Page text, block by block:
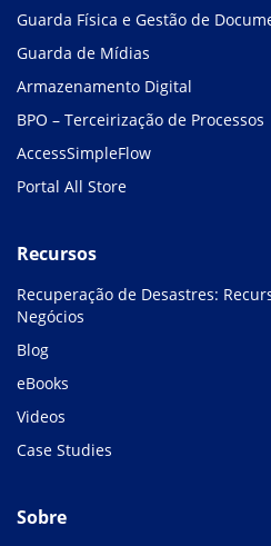
Guarda Física e Gestão de
Guarda de Mídias
Armazenamento Digital
BPO – Terceirização de Processos
AccessSimpleFlow
Portal All Store
Recursos
Recuperação de Desastres:
Negócios
Blog
eBooks
Videos
Case Studies
Sobre